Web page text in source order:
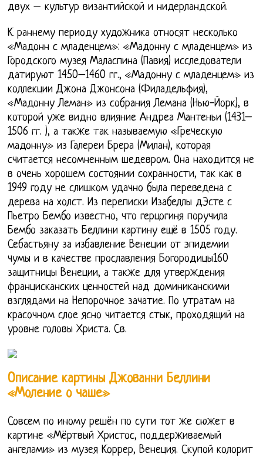
двух – культур византийской и нидерландской.
К раннему периоду художника относят несколько
«Мадонн с младенцем»: «Мадонну с младенцем» из
Городского музея Маласпина (Павия) исследователи
датируют 1450–1460 гг., «Мадонну с младенцем» из
коллекции Джона Джонсона (Филадельфия),
«Мадонну Леман» из собрания Лемана (Нью-Йорк), в
которой уже видно влияние Андреа Мантеньи (1431–
1506 гг. ), а также так называемую «Греческую
мадонну» из Галереи Брера (Милан), которая
считается несомненным шедевром. Она находится не
в очень хорошем состоянии сохранности, так как в
1949 году не слишком удачно была переведена с
дерева на холст. Из переписки Изабеллы дЭсте с
Пьетро Бембо известно, что герцогиня поручила
Бембо заказать Беллини картину ещё в 1505 году.
Себастьяну за избавление Венеции от эпидемии
чумы и в качестве прославления Богородицы160
защитницы Венеции, а также для утверждения
францисканских ценностей над доминиканскими
взглядами на Непорочное зачатие. По утратам на
красочном слое ясно читается стык, проходящий на
уровне головы Христа. Св.
Описание картины Джованни Беллини
«Моление о чаше»
Совсем по иному решён по сути тот же сюжет в
картине «Мёртвый Христос, поддерживаемый
ангелами» из музея Коррер, Венеция. Скупой колорит